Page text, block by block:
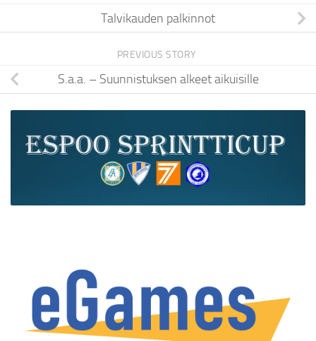
Talvikauden palkinnot
PREVIOUS STORY
S.a.a. – Suunnistuksen alkeet aikuisille